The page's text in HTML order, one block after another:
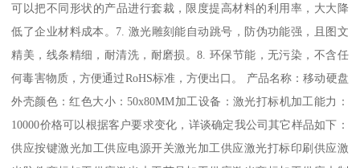
可以把不同形状的产品进行套裁，限度提高材料的利用率，大大降
低了企业材料成本。7. 激光雕刻能自动跳号，防伪功能强，且图文
精美，线条精细，耐清洗，耐磨损。8. 环保节能，无污染，不含任
何毒害物质，方便通过RoHS标准，方便出口。 产品名称：移动硬盘
外壳颜色：红色大小：50x80MM加工设备：激光打标机加工能力：
10000价格可以根据客户要求变化，详谈确定我公司其它样品如下：
供应按键激光加工供应电源开关激光加工供应激光打标印刷供应激